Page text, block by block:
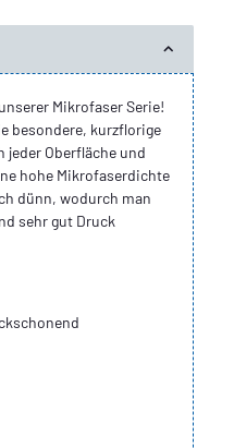
Mikrofaser Serie!
besondere, kurzflorige
Oberfläche und
hohe Mikrofaserdichte
dünn, wodurch man
sehr gut Druck